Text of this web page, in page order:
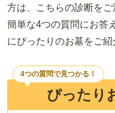
方は、こちらの診断をご
簡単な4つの質問にお答
にぴったりのお墓をご紹
ぴったり
4つの質問で見つかる！